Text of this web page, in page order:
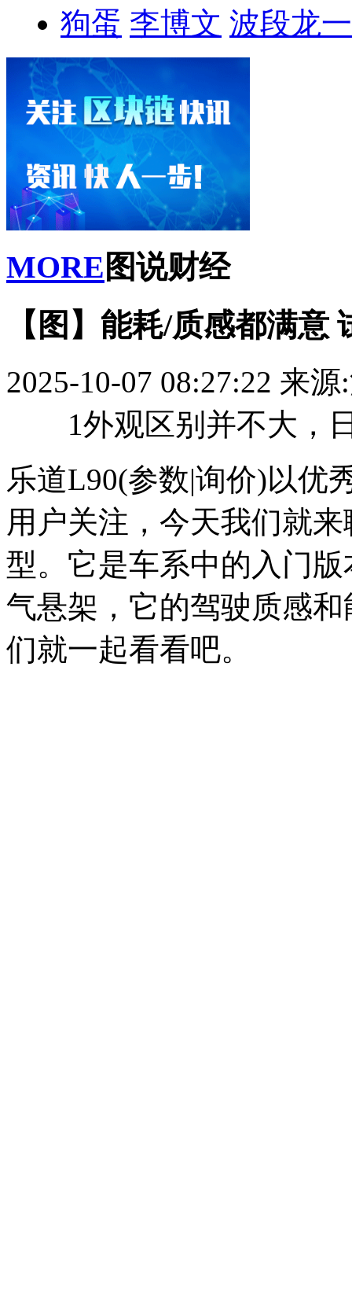
狗蛋 李博文 波段龙一
MORE 图说财经
【图】能耗/质感都满意
2025-10-07 08:27:22 来源
1外观区别并不大
乐道L90(参数|询价)以优
用户关注，今天我们就
型。它是车系中的入门
气悬架，它的驾驶质感
们就一起看看吧。